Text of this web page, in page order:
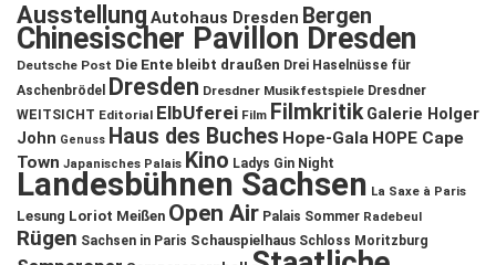
Ausstellung Autohaus Dresden Bergen
Chinesischer Pavillon Dresden
Deutsche Post Die Ente bleibt draußen Drei Haselnüsse für
Aschenbrödel
Dresden Dresdner Musikfestspiele Dresdner
WEITSICHT Editorial ElbUferei Film Filmkritik Galerie Holger
John Genuss Haus des Buches Hope-Gala HOPE Cape
Town Japanisches Palais Kino Ladys Gin Night
Landesbühnen Sachsen La Saxe à Paris
Lesung Loriot Meißen Open Air Palais Sommer Radebeul
Rügen Sachsen in Paris Schauspielhaus Schloss Moritzburg